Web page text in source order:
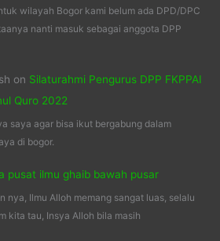
wilayah Bogor kami belum ada DPD/DPC
nanti masuk sebagai anggota DPP
on Silaturahmi Pengurus DPP FKPPAI
Quro 2022
saya agar bisa ikut bergabung dalam
di bogor.
pusat ilmu ghaib bawah pusar
nya, Ilmu Alloh memang sangat luas, selalu
kita tau, Insya Alloh bila masih